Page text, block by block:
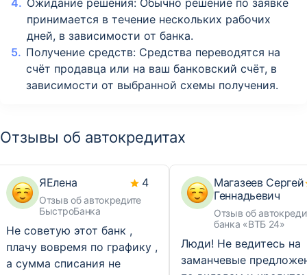
Ожидание решения: Обычно решение по заявке
принимается в течение нескольких рабочих
дней, в зависимости от банка.
Получение средств: Средства переводятся на
счёт продавца или на ваш банковский счёт, в
зависимости от выбранной схемы получения.
Отзывы об автокредитах
ЯЕлена
Отзыв об автокредите
БыстроБанка
4
Не советую этот банк ,
плачу вовремя по графику ,
а сумма списания не
Магазеев Сергей
Геннадьевич
Отзыв об
банка «ВТБ 24»
Люди! Не ведитесь на
заманчевые